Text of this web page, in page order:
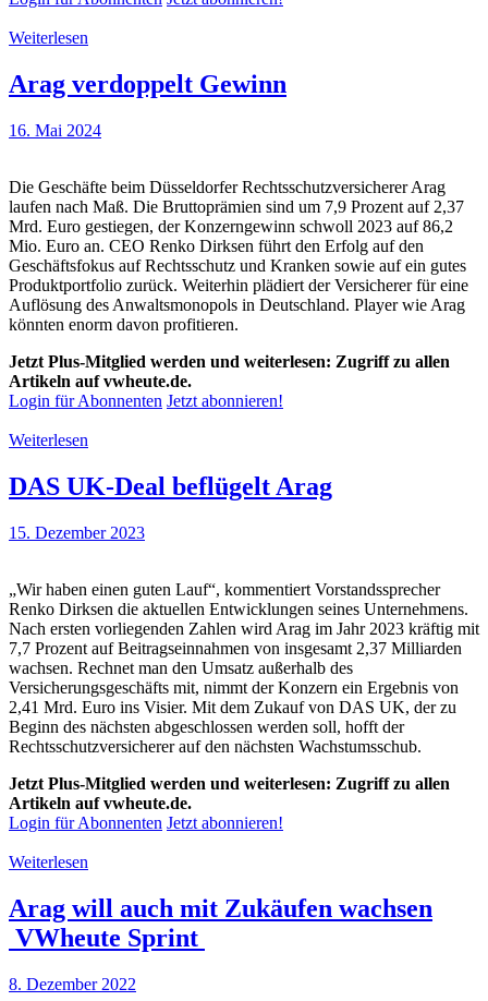
Weiterlesen
Arag verdoppelt Gewinn
16. Mai 2024
Die Geschäfte beim Düsseldorfer Rechtsschutzversicherer Arag
laufen nach Maß. Die Bruttoprämien sind um 7,9 Prozent auf 2,37
Mrd. Euro gestiegen, der Konzerngewinn schwoll 2023 auf 86,2
Mio. Euro an. CEO Renko Dirksen führt den Erfolg auf den
Geschäftsfokus auf Rechtsschutz und Kranken sowie auf ein gutes
Produktportfolio zurück. Weiterhin plädiert der Versicherer für eine
Auflösung des Anwaltsmonopols in Deutschland. Player wie Arag
könnten enorm davon profitieren.
Jetzt Plus-Mitglied werden und weiterlesen: Zugriff zu allen
Artikeln auf vwheute.de.
Login für Abonnenten Jetzt abonnieren!
Weiterlesen
DAS UK-Deal beflügelt Arag
15. Dezember 2023
„Wir haben einen guten Lauf“, kommentiert Vorstandssprecher
Renko Dirksen die aktuellen Entwicklungen seines Unternehmens.
Nach ersten vorliegenden Zahlen wird Arag im Jahr 2023 kräftig mit
7,7 Prozent auf Beitragseinnahmen von insgesamt 2,37 Milliarden
wachsen. Rechnet man den Umsatz außerhalb des
Versicherungsgeschäfts mit, nimmt der Konzern ein Ergebnis von
2,41 Mrd. Euro ins Visier. Mit dem Zukauf von DAS UK, der zu
Beginn des nächsten abgeschlossen werden soll, hofft der
Rechtsschutzversicherer auf den nächsten Wachstumsschub.
Jetzt Plus-Mitglied werden und weiterlesen: Zugriff zu allen
Artikeln auf vwheute.de.
Login für Abonnenten Jetzt abonnieren!
Weiterlesen
Arag will auch mit Zukäufen wachsen
VWheute Sprint
8. Dezember 2022